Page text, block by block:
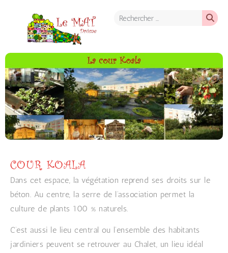
COUR KOALA
Dans cet espace, la végétation reprend ses droits sur le
béton. Au centre, la serre de l’association permet la
culture de plants 100 % naturels.
C’est aussi le lieu central ou l’ensemble des habitants
jardiniers peuvent se retrouver au Chalet, un lieu idéal